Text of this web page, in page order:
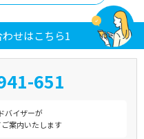
せはこちら1
651
バイザーが
案内いたします